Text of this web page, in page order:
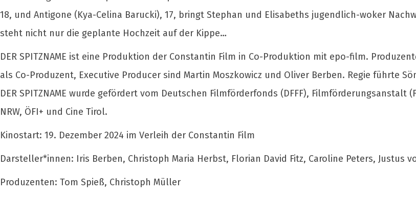
18, und Antigone (Kya-Celina Barucki), 17, bringt Stephan und Elisabeths jugendlich-woker
steht nicht nur die geplante Hochzeit auf der Kippe…
DER SPITZNAME ist eine Produktion der Constantin Film in Co-Produktion mit epo-film.
als Co-Produzent, Executive Producer sind Martin Moszkowicz und Oliver Berben. Regie führte
DER SPITZNAME wurde gefördert vom Deutschen Filmförderfonds (DFFF), Filmförderungsanstalt
NRW, ÖFI+ und Cine Tirol.
Kinostart: 19. Dezember 2024 im Verleih der Constantin Film
Darsteller*innen: Iris Berben, Christoph Maria Herbst, Florian David Fitz, Caroline Peters, Justus
Produzenten: Tom Spieß, Christoph Müller